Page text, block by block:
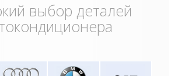
выбор деталей